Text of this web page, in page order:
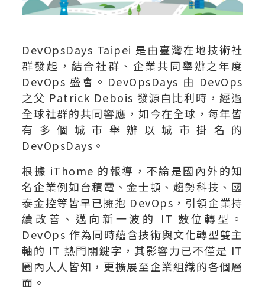
DevOpsDays Taipei 是由臺灣在地技術社
群發起，結合社群、企業共同舉辦之年度
DevOps 盛會。DevOpsDays 由 DevOps
之父 Patrick Debois 發源自比利時，經過
全球社群的共同響應，如今在全球，每年皆
有多個城市舉辦以城市掛名的
DevOpsDays。
根據 iThome 的報導，不論是國內外的知
名企業例如台積電、金士頓、趨勢科技、國
泰金控等皆早已擁抱 DevOps，引領企業持
續改善、邁向新一波的 IT 數位轉型。
DevOps 作為同時蘊含技術與文化轉型雙主
軸的 IT 熱門關鍵字，其影響力已不僅是 IT
圈內人人皆知，更擴展至企業組織的各個層
面。